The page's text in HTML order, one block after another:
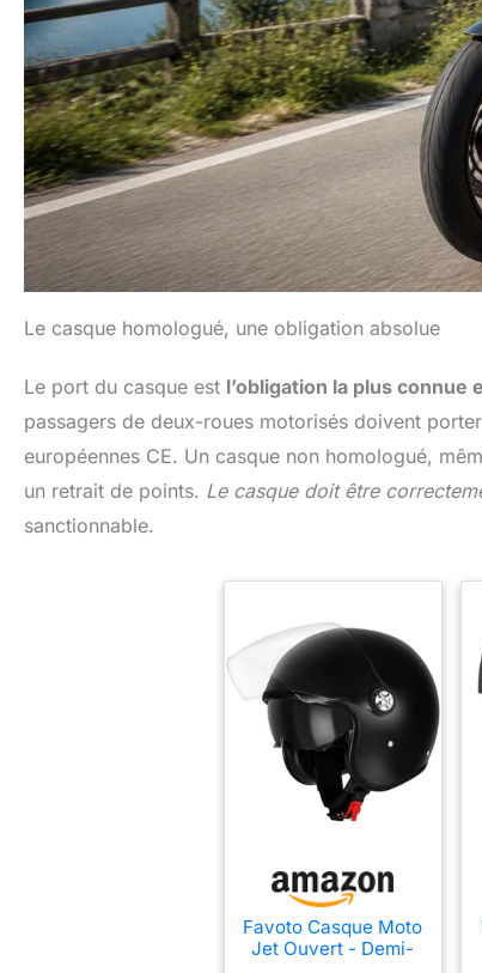
Le casque homologué, une obligation absolue
Le port du casque est l’obligation la plus connue
passagers de deux-roues motorisés doivent
européennes CE. Un casque non homologué,
un retrait de points. Le casque doit être
sanctionnable.
Favoto Casque Moto
Jet Ouvert - Demi-